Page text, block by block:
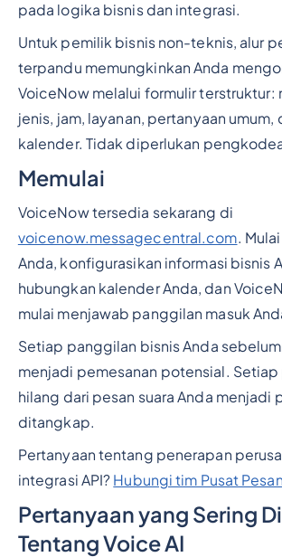
pada logika bisnis dan integrasi.
Untuk pemilik bisnis non-teknis, alur
terpandu memungkinkan Anda
VoiceNow melalui formulir terstruktur:
jenis, jam, layanan, pertanyaan umum,
kalender. Tidak diperlukan
Memulai
VoiceNow tersedia sekarang di
voicenow.messagecentral.com.
Anda, konfigurasikan informasi bisnis
hubungkan kalender Anda, dan
mulai menjawab panggilan masuk
Setiap panggilan bisnis Anda
menjadi pemesanan potensial.
hilang dari pesan suara Anda menjadi
ditangkap.
Pertanyaan tentang penerapan
integrasi API? Hubungi tim Pusat Pesan
Pertanyaan yang Sering
Tentang Voice AI